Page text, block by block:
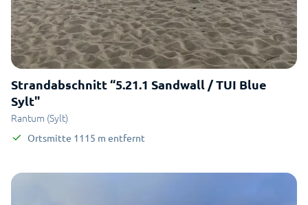
Strandabschnitt “5.21.1 Sandwall / TUI Blue
Sylt"
Rantum (Sylt)
Ortsmitte 1115 m entfernt